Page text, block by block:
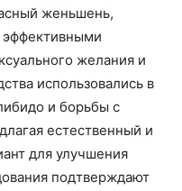
женьшень,
желания и
использовались в
и борьбы с
естественный и
для улучшения
подтверждают